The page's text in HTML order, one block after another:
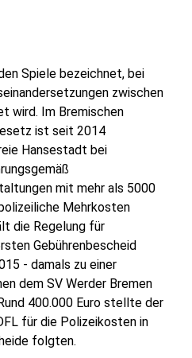
Spiele bezeichnet, bei
zwischen
wird. Im Bremischen
ist seit 2014
Hansestadt bei
mit mehr als 5000
Mehrkosten
die Regelung für
Gebührenbescheid
- damals zu einer
dem SV Werder Bremen
400.000 Euro stellte der
für die Polizeikosten in
folgten.